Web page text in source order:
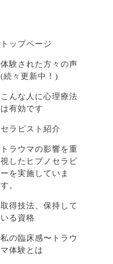
トップページ
体験された方々の声
(続々更新中！)
こんな人に心理療法
は有効です
セラピスト紹介
トラウマの影響を重
視したヒプノセラピ
ーを実施していま
す。
取得技法、保持して
いる資格
私の臨床感〜トラウ
マ体験とは